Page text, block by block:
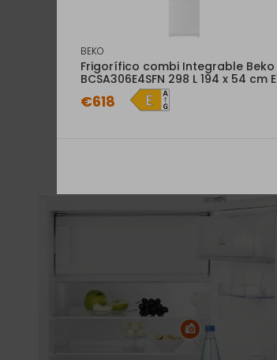
BEKO
Frigorífico combi Integrable Beko
BCSA306E4SFN 298 L 194 x 54 cm E
€618